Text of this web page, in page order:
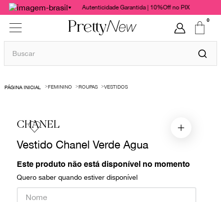
Autenticidade Garantida | 10%Off no PIX
0
Buscar
FEMININO ROUPAS VESTIDOS
CHANEL
Vestido Chanel Verde Agua
Este produto não está disponível no momento
Quero saber quando estiver disponível
1º
bolsas
chanel
gucci
vestido
valentino
paula raia